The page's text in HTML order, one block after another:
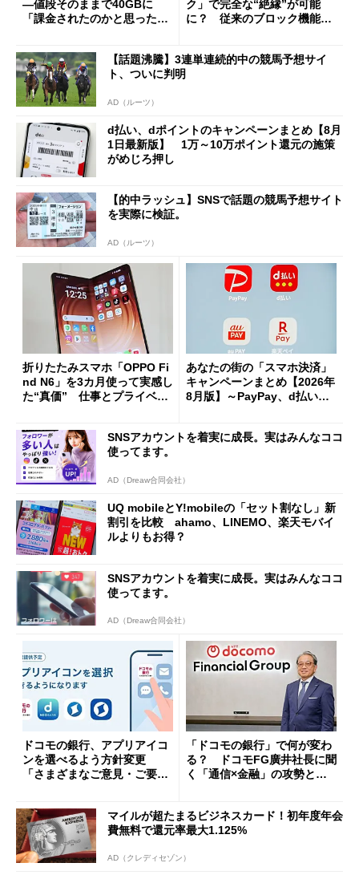
―値段そのままで40GBに
「課金されたのかと思った」
ク」で完全な“絶縁”が可能
に？ 従来のブロック機能と
【話題沸騰】3連単連続的中の競馬予想サイ
ト、ついに判明
AD（ルーツ）
d払い、dポイントのキャンペーンまとめ【8月
1日最新版】 1万～10万ポイント還元の施策
がめじろ押し
【的中ラッシュ】SNSで話題の競馬予想サイト
を実際に検証。
AD（ルーツ）
折りたたみスマホ「OPPO Fi
nd N6」を3カ月使って実感し
た“真価” 仕事とプライベー
あなたの街の「スマホ決済」
キャンペーンまとめ【2026年
8月版】～PayPay、d払い、a
SNSアカウントを着実に成長。実はみんなココ
使ってます。
AD（Dreaw合同会社）
UQ mobileとY!mobileの「セット割なし」新
割引を比較 ahamo、LINEMO、楽天モバイ
ルよりもお得？
SNSアカウントを着実に成長。実はみんなココ
使ってます。
AD（Dreaw合同会社）
ドコモの銀行、アプリアイコ
ンを選べるよう方針変更
「さまざまなご意見・ご要望
「ドコモの銀行」で何が変わ
る？ ドコモFG廣井社長に聞
く「通信×金融」の攻勢とグ
マイルが超たまるビジネスカード！初年度年会
費無料で還元率最大1.125%
AD（クレディセゾン）